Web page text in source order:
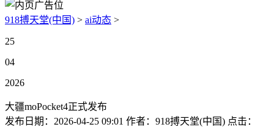
918搏天堂(中国) > ai动态 >
25
04
2026
大疆moPocket4正式发布
发布日期： 2026-04-25 09:01 作者： 918搏天堂(中国) 点击：